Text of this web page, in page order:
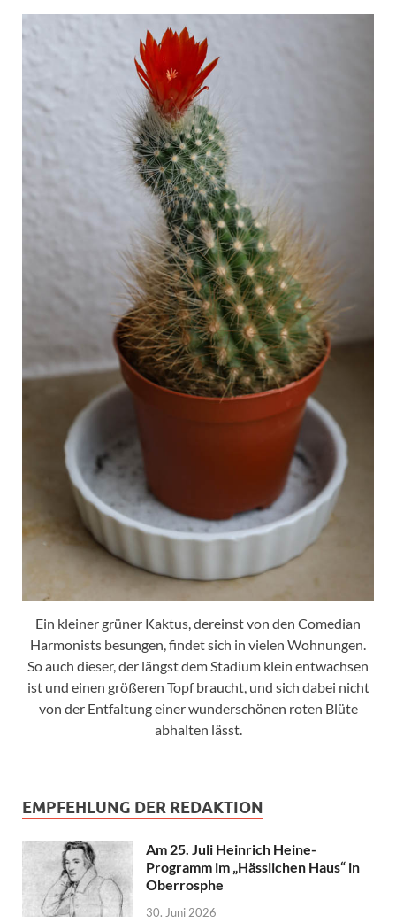
Ein kleiner grüner Kaktus, dereinst von den Comedian
Harmonists besungen, findet sich in vielen Wohnungen.
So auch dieser, der längst dem Stadium klein entwachsen
ist und einen größeren Topf braucht, und sich dabei nicht
von der Entfaltung einer wunderschönen roten Blüte
abhalten lässt.
EMPFEHLUNG DER REDAKTION
Am 25. Juli Heinrich Heine-
Programm im „Hässlichen Haus“ in
Oberrosphe
30. Juni 2026